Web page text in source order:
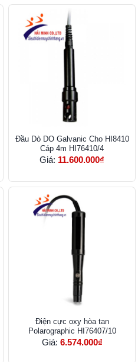
Đầu Dò DO Galvanic Cho HI8410
Cáp 4m HI76410/4
Giá: 11.600.000₫
Điện cực oxy hòa tan
Polarographic HI76407/10
Giá: 6.574.000₫